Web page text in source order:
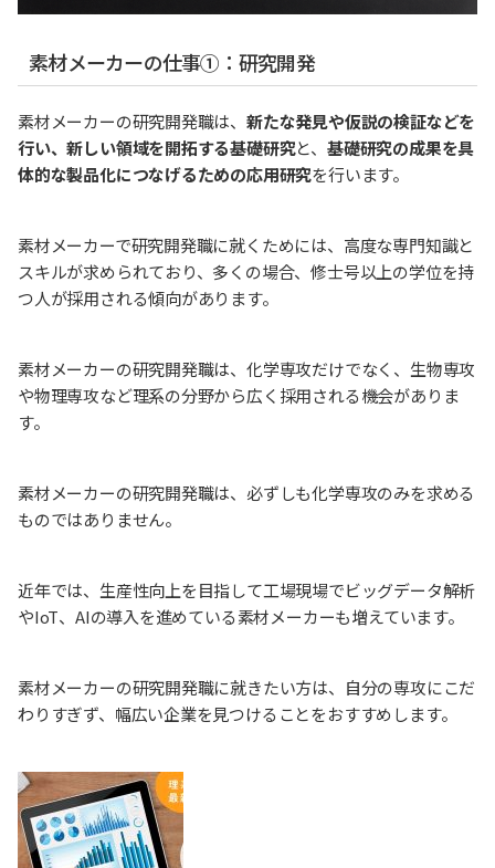
素材メーカーの仕事①：研究開発
素材メーカーの研究開発職は、新たな発見や仮説の検証などを
行い、新しい領域を開拓する基礎研究と、基礎研究の成果を具
体的な製品化につなげるための応用研究を行います。
素材メーカーで研究開発職に就くためには、高度な専門知識と
スキルが求められており、多くの場合、修士号以上の学位を持
つ人が採用される傾向があります。
素材メーカーの研究開発職は、化学専攻だけでなく、生物専攻
や物理専攻など理系の分野から広く採用される機会がありま
す。
素材メーカーの研究開発職は、必ずしも化学専攻のみを求める
ものではありません。
近年では、生産性向上を目指して工場現場でビッグデータ解析
やIoT、AIの導入を進めている素材メーカーも増えています。
素材メーカーの研究開発職に就きたい方は、自分の専攻にこだ
わりすぎず、幅広い企業を見つけることをおすすめします。